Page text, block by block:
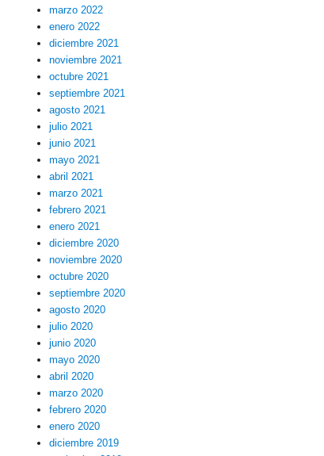
marzo 2022
enero 2022
diciembre 2021
noviembre 2021
octubre 2021
septiembre 2021
agosto 2021
julio 2021
junio 2021
mayo 2021
abril 2021
marzo 2021
febrero 2021
enero 2021
diciembre 2020
noviembre 2020
octubre 2020
septiembre 2020
agosto 2020
julio 2020
junio 2020
mayo 2020
abril 2020
marzo 2020
febrero 2020
enero 2020
diciembre 2019